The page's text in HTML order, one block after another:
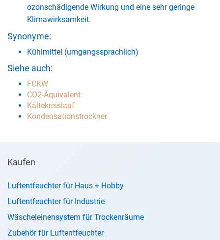
ozonschädigende Wirkung und eine sehr geringe
Klimawirksamkeit.
Synonyme:
Kühlmittel (umgangssprachlich)
Siehe auch:
FCKW
CO2-Äquivalent
Kältekreislauf
Kondensationstrockner
Kaufen
Luftentfeuchter für Haus + Hobby
Luftentfeuchter für Industrie
Wäscheleinensystem für Trockenräume
Zubehör für Luftentfeuchter